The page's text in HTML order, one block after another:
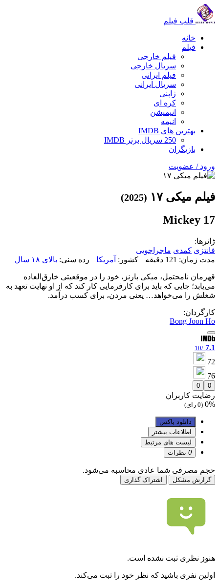
قلب فیلم
خانه
فیلم
فیلم خارجی
سریال خارجی
فیلم ایرانی
سریال ایرانی
ژاپنی
کره ای
انیمیشن
انیمه
بهترین های IMDB
250 سریال برتر IMDB
بازیگران
ورود / عضویت
فیلم میکی ۱۷ (2025)
Mickey 17
ژانرها:
فانتزی کمدی ماجراجویی
مدت زمان: 121 دقیقه
کشور: آمریکا رده سنی: بالای ۱۸ سال
قهرمان نامحتمل، میکی بارنز، خود را در موقعیتی خارق‌العاده
می‌یابد؛ جایی که باید برای کارفرمایی کار کند که از او نهایت تعهد به
شغلش را می‌خواهد… یعنی مردن، برای کسب درآمد.
کارگردان:
Bong Joon Ho
7.1
/10
72
76
0
0
رضایت کاربران
0% (0 رای)
دانلود باکس
اطلاعات بیشتر
لیست های مرتبط
0 نظرات
حجم مصرفی شما عادی محاسبه می‌شود.
گزارش مشکل اشتراک گذاری
هنوز نظری ثبت نشده است.
اولین نفری باشید که نظر خود را ثبت می‌کند.